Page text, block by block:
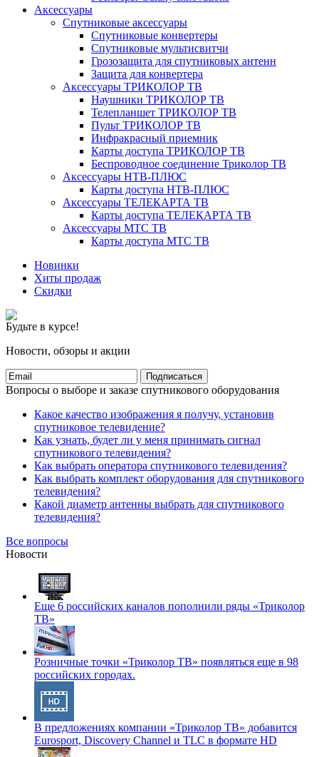
Аксессуары
Спутниковые аксессуары
Спутниковые конвертеры
Спутниковые мультисвитчи
Грозозащита для спутниковых антенн
Защита для конвертера
Аксессуары ТРИКОЛОР ТВ
Наушники ТРИКОЛОР ТВ
Телепланшет ТРИКОЛОР ТВ
Пульт ТРИКОЛОР ТВ
Инфракрасный приемник
Карты доступа ТРИКОЛОР ТВ
Беспроводное соединение Триколор ТВ
Аксессуары НТВ-ПЛЮС
Карты доступа НТВ-ПЛЮС
Аксессуары ТЕЛЕКАРТА ТВ
Карты доступа ТЕЛЕКАРТА ТВ
Аксессуары МТС ТВ
Карты доступа МТС ТВ
Новинки
Хиты продаж
Скидки
Будьте в курсе!
Новости, обзоры и акции
Подписаться
Вопросы о выборе и заказе спутникового оборудования
Какое качество изображения я получу, установив
спутниковое телевидение?
Как узнать, будет ли у меня принимать сигнал
спутникового телевидения?
Как выбрать оператора спутникового телевидения?
Как выбрать комплект оборудования для спутникового
телевидения?
Какой диаметр антенны выбрать для спутникового
телевидения?
Все вопросы
Новости
Еще 6 российских каналов пополнили ряды «Триколор
ТВ»
Розничные точки «Триколор ТВ» появляться еще в 98
российских городах.
В предложениях компании «Триколор ТВ» добавится
Eurosport, Discovery Channel и TLC в формате HD